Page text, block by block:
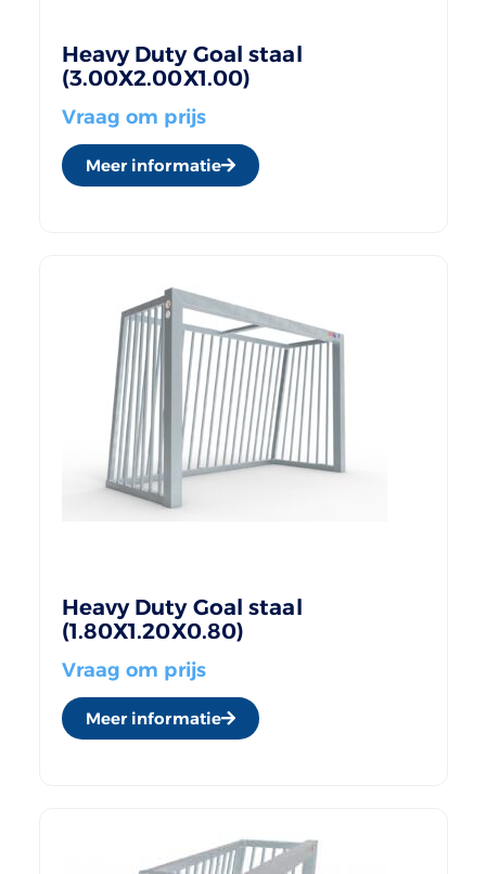
Heavy Duty Goal staal
(3.00X2.00X1.00)
Vraag om prijs
Meer informatie
Heavy Duty Goal staal
(1.80X1.20X0.80)
Vraag om prijs
Meer informatie